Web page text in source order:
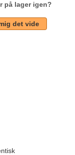
på lager igen?
det vide